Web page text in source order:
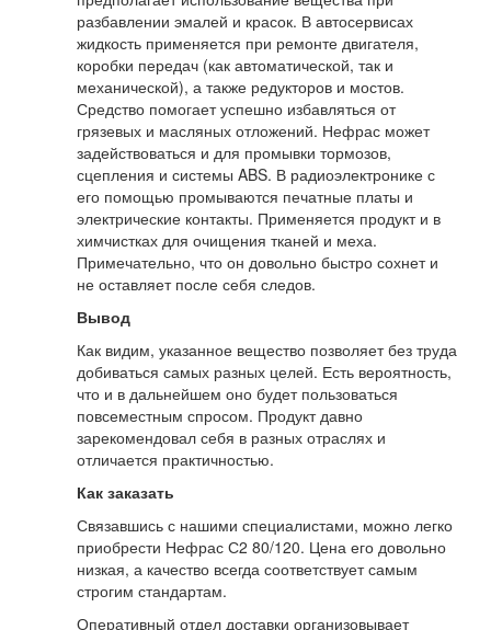
разбавлении эмалей и красок. В автосервисах
жидкость применяется при ремонте двигателя,
коробки передач (как автоматической, так и
механической), а также редукторов и мостов.
Средство помогает успешно избавляться от
грязевых и масляных отложений. Нефрас может
задействоваться и для промывки тормозов,
сцепления и системы ABS. В радиоэлектронике с
его помощью промываются печатные платы и
электрические контакты. Применяется продукт и в
химчистках для очищения тканей и меха.
Примечательно, что он довольно быстро сохнет и
не оставляет после себя следов.
Вывод
Как видим, указанное вещество позволяет без труда
добиваться самых разных целей. Есть вероятность,
что и в дальнейшем оно будет пользоваться
повсеместным спросом. Продукт давно
зарекомендовал себя в разных отраслях и
отличается практичностью.
Как заказать
Связавшись с нашими специалистами, можно легко
приобрести Нефрас С2 80/120. Цена его довольно
низкая, а качество всегда соответствует самым
строгим стандартам.
Оперативный отдел доставки организовывает